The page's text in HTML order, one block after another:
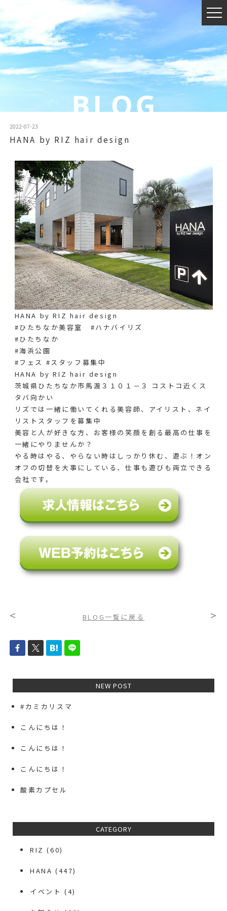
2022-07-23
HANA by RIZ hair design
HANA by RIZ hair design
#ひたちなか美容室 #ハナバイリズ
#ひたちなか
#海浜公園
#フェス #スタッフ募集中
HANA by RIZ hair design
茨城県ひたちなか市馬渡３１０１－３ コストコ近くス
タバ向かい
リズでは一緒に働いてくれる美容師、アイリスト、ネイ
リストスタッフを募集中
美容と人が好きな方、お客様の笑顔を創る最高の仕事を
一緒にやりませんか？
やる時はやる、やらない時はしっかり休む、遊ぶ！オン
オフの切替を大事にしている、仕事も遊びも両立できる
会社です。
< BLOG一覧に戻る >
NEW POST
#カミカリスマ
こんにちは！
こんにちは！
こんにちは！
酸素カプセル
CATEGORY
RIZ (60)
HANA (447)
イベント (4)